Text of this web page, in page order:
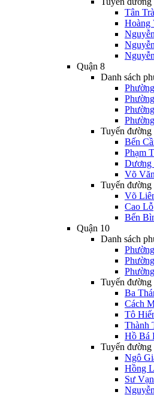
Tân
Hoàng
Quận 8
Danh sách
Tuyến đường
Bến
Phạm
Dương
Võ
Tuyến đường
Võ
Cao Lỗ
Bến
Quận 10
Danh sách
Tuyến đường
Ba
Cách
Tô
Thành
Hồ Bá
Tuyến đường
Ngô
Hồng
Sư